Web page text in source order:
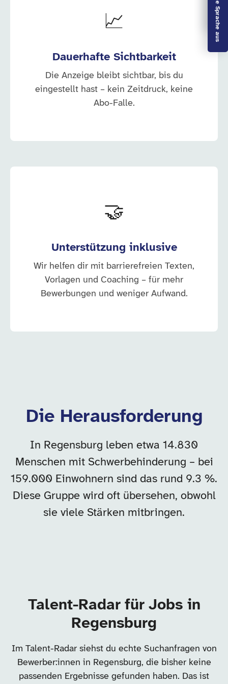
Leichte Sprache aus
📈
Dauerhafte Sichtbarkeit
Die Anzeige bleibt sichtbar, bis du
eingestellt hast – kein Zeitdruck, keine
Abo-Falle.
🤝
Unterstützung inklusive
Wir helfen dir mit barrierefreien Texten,
Vorlagen und Coaching – für mehr
Bewerbungen und weniger Aufwand.
Die Herausforderung
In Regensburg leben etwa 14.830
Menschen mit Schwerbehinderung – bei
159.000 Einwohnern sind das rund 9.3 %.
Diese Gruppe wird oft übersehen, obwohl
sie viele Stärken mitbringen.
Talent-Radar für Jobs in
Regensburg
Im Talent-Radar siehst du echte Suchanfragen von
Bewerber:innen in Regensburg, die bisher keine
passenden Ergebnisse gefunden haben. Das ist